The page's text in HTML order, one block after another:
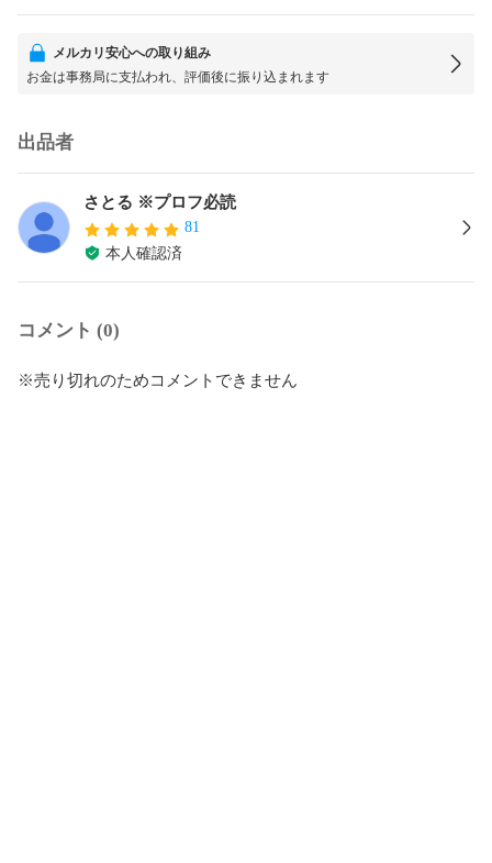
メルカリ安心への取り組み
お金は事務局に支払われ、評価後に振り込まれます
出品者
さとる ※プロフ必読
81
本人確認済
コメント (0)
※売り切れのためコメントできません